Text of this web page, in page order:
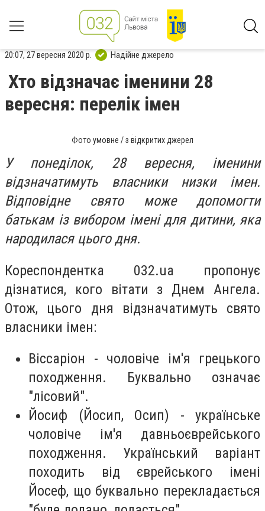
20:07, 27 вересня 2020 р. Надійне джерело
Хто відзначає іменини 28
вересня: перелік імен
Фото умовне / з відкритих джерел
У понеділок, 28 вересня, іменини
відзначатимуть власники низки імен.
Відповідне свято може допомогти
батькам із вибором імені для дитини, яка
народилася цього дня.
Кореспондентка 032.ua пропонує
дізнатися, кого вітати з Днем Ангела.
Отож, цього дня відзначатимуть свято
власники імен:
Віссаріон - чоловіче ім'я грецького
походження. Букваль­но означає
"лісовий".
Йосиф (Йосип, Осип) - українське
чоловіче ім'я давньоєврейського
походження. Український варіант
походить від єврейського імені
Йосеф, що буквально перекладається